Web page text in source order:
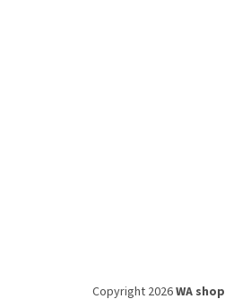
Copyright 2026WA shop